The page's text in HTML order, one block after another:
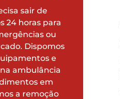
sair de
24 horas para
ou
Dispomos
e
ambulância
em
a remoção